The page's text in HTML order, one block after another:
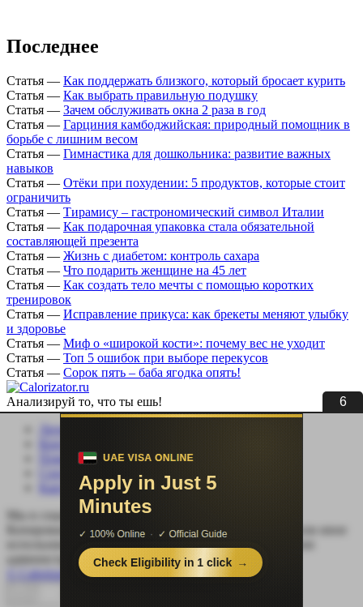
4
Последнее
Статья — Как поддержать близкого, который бросает курить
Статья — Как выбрать правильную подушку
Статья — Зачем обслуживать окна 2 раза в год
Статья — Гарциния камбоджийская: природный помощник в
борьбе с лишним весом
Статья — Гимнастика для дошкольника: развитие важных
навыков
Статья — Отёки при похудении: 5 продуктов, которые стоит
ограничить
Статья — Тирамису – гастрономический символ Италии
Статья — Как подарочная упаковка стала обязательной
составляющей презента
Статья — Жизнь с диабетом: контроль сахара
Статья — Что подарить женщине на 45 лет
Статья — Как создать тело мечты с помощью коротких
тренировок
Статья — Исправление прикуса: как брекеты меняют улыбку
и здоровье
Статья — Миф о «широкой кости»: почему вес не уходит
Статья — Топ 5 ошибок при выборе перекусов
Статья — Сорок пять – баба ягодка опять!
Анализируй то, что ты ешь!
Личный кабинет
Помощь сайту
Соцсети
Карта сайта
Мы в социальных сетях:
Копирование, перепечатка (целиком или частично) или иное
администрации сайта Calorizator.ru не допускается.
© Calorizator.ru 2008-2026